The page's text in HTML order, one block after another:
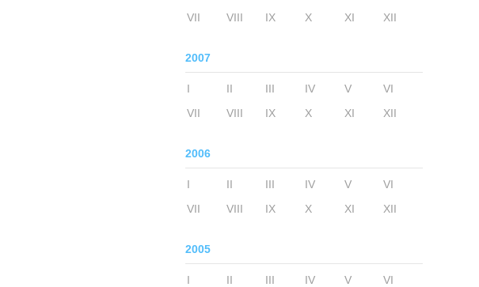
VII
VIII IX X XI XII
2007
I II III IV V
VI
VII
VIII IX X XI XII
2006
I II III IV V
VI
VII
VIII IX X XI XII
2005
I II III IV V
VI